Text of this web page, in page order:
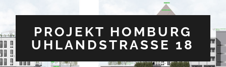
PROJEKT HOMBURG
UHLANDSTRASSE 18